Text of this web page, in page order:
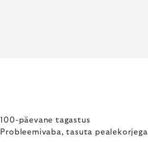
100-päevane tagastus
Probleemivaba, tasuta pealekorjega